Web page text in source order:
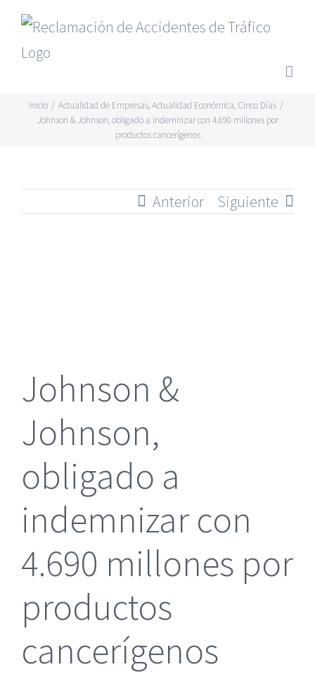
Saltar
contenido
Inicio / Actualidad de Empresas,Actualidad Económica, Cinco Días /
Johnson & Johnson, obligado a indemnizar con 4.690 millones por
productos cancerígenos
Anterior Siguiente
Johnson &
Johnson,
obligado a
indemnizar con
4.690 millones por
productos
cancerígenos